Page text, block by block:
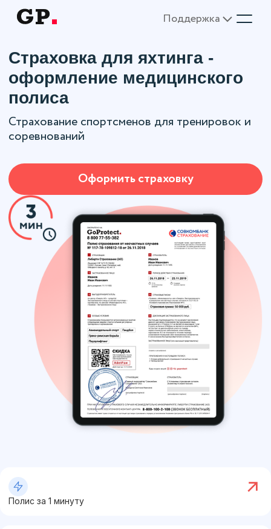
Поддержка
Страховка для яхтинга -
оформление медицинского
полиса
Страхование спортсменов для тренировок и
соревнований
Оформить страховку
Полис за 1 минуту